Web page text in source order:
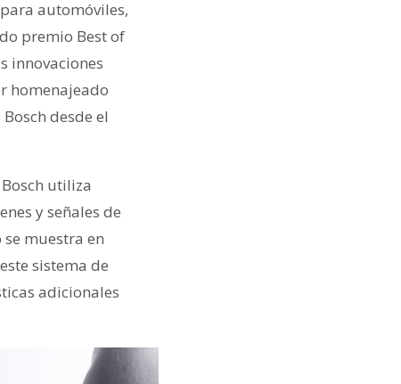
automóviles,
premio Best of
innovaciones
homenajeado
desde el
utiliza
y señales de
muestra en
sistema de
adicionales